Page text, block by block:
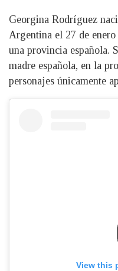
Georgina Rodríguez
Argentina el 27 de
una provincia española.
madre española, en la
personajes únicamente
View this